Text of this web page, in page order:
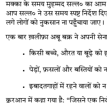
मक्का के समय मुहम्मद सल्ल० का आम
आप सल्ल० ने उस समय स्पष्ट निर्देश
लगे लोगों को नुकसान ना पहुँचाया जाए।
एक बार ख़लीफ़ा अबू बक्र ने अपनी
किसी बच्चे, औरत या बूढ़े को
पेड़ों, फ़सलों और बस्तियों को
इबादतगाहों में रहने वालों को
क़ुरआन में कहा गया है: “जिसने एक